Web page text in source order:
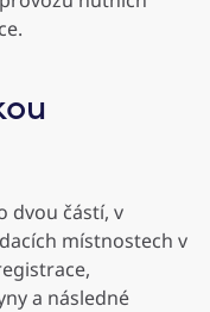
dvou částí, v
místnostech v
a následné